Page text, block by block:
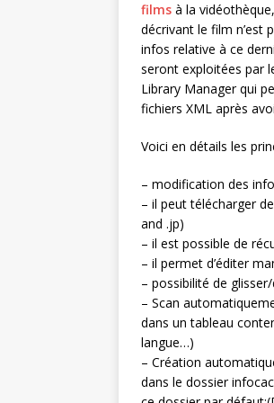
films à la
décrivant le film n’est
infos relative à ce
seront exploitées par
Library Manager qui
fichiers XML après
Voici en détails les
– modification des
– il peut télécharger
and .jp)
– il est possible de
– il permet d’éditer
– possibilité de
– Scan
dans un tableau
langue…)
– Création
dans le dossier